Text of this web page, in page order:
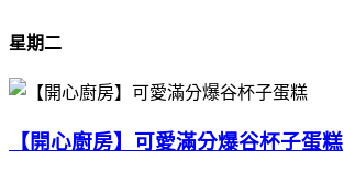
星期二
【開心廚房】可愛滿分爆谷杯子蛋糕